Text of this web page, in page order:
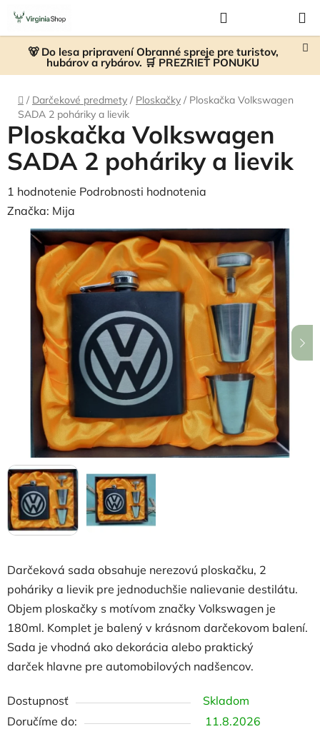
Prejsť
obsah
🐻 Do lesa pripravení Obranné spreje pre turistov,
hubárov a rybárov. 🛒 PREZRIEŤ PONUKU
KOŠÍK
Domov
/ Darčekové predmety / Ploskačky / Ploskačka Volkswagen
SADA 2 poháriky a lievik
Darčeková sada obsahuje nerezovú ploskačku, 2
poháriky a lievik pre jednoduchšie nalievanie destilátu.
Objem ploskačky s motívom značky Volkswagen je
180ml. Komplet je balený v krásnom darčekovom balení.
Sada je vhodná ako dekorácia alebo praktický
darček hlavne pre automobilových nadšencov.
Dostupnosť
Skladom
11.8.2026
Ploskačka Volkswagen
SADA 2 poháriky a lievik
Priemerné
hodnotenie
produktu
hviezdičiek.
1 hodnotenie Podrobnosti hodnotenia
Značka: Mija